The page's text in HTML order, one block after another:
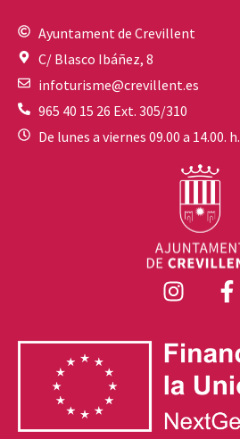
Ayuntament de Crevillent
C/ Blasco Ibáñez, 8
infoturisme@crevillent.es
965 40 15 26 Ext. 305/310
De lunes a viernes 09.00 a 14.00. h.